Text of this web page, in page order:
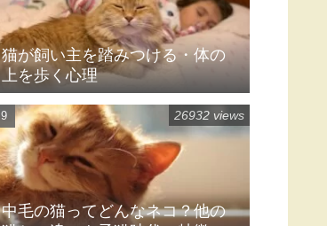
猫が飼い主を踏みつける・体の
上を歩く心理
中毛の猫ってどんなネコ？他の
26932 views